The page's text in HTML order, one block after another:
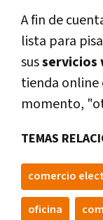
A fin de
lista para
susservicios
tienda online
momento,
TEMAS
comercio
oficina